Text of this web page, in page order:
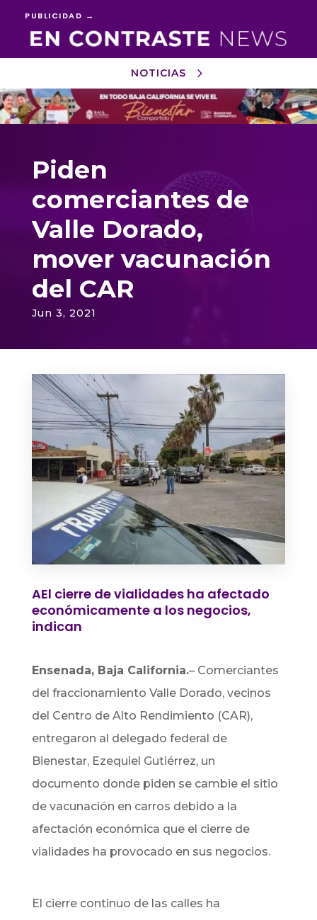
PUBLICIDAD →
NOTICIAS
Reproductor
de
vídeo
Piden
comerciantes de
Valle Dorado,
mover vacunación
del CAR
Jun 3, 2021
AEl cierre de vialidades ha afectado
económicamente a los negocios,
indican
Ensenada, Baja California.– Comerciantes
del fraccionamiento Valle Dorado, vecinos
del Centro de Alto Rendimiento (CAR),
entregaron al delegado federal de
Bienestar, Ezequiel Gutiérrez, un
documento donde piden se cambie el sitio
de vacunación en carros debido a la
afectación económica que el cierre de
vialidades ha provocado en sus negocios.
El cierre continuo de las calles ha